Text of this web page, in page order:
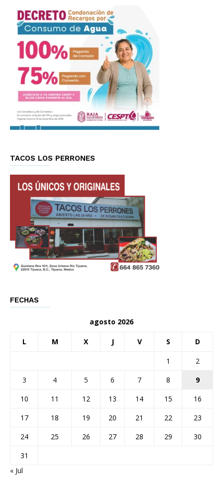
TACOS LOS PERRONES
FECHAS
agosto 2026
L M X J V S D
1
2
3
4 5 6 7 8
9
10
11 12 13 14 15
16
17
18 19 20 21 22
23
24
25 26 27 28 29
30
31
« Jul